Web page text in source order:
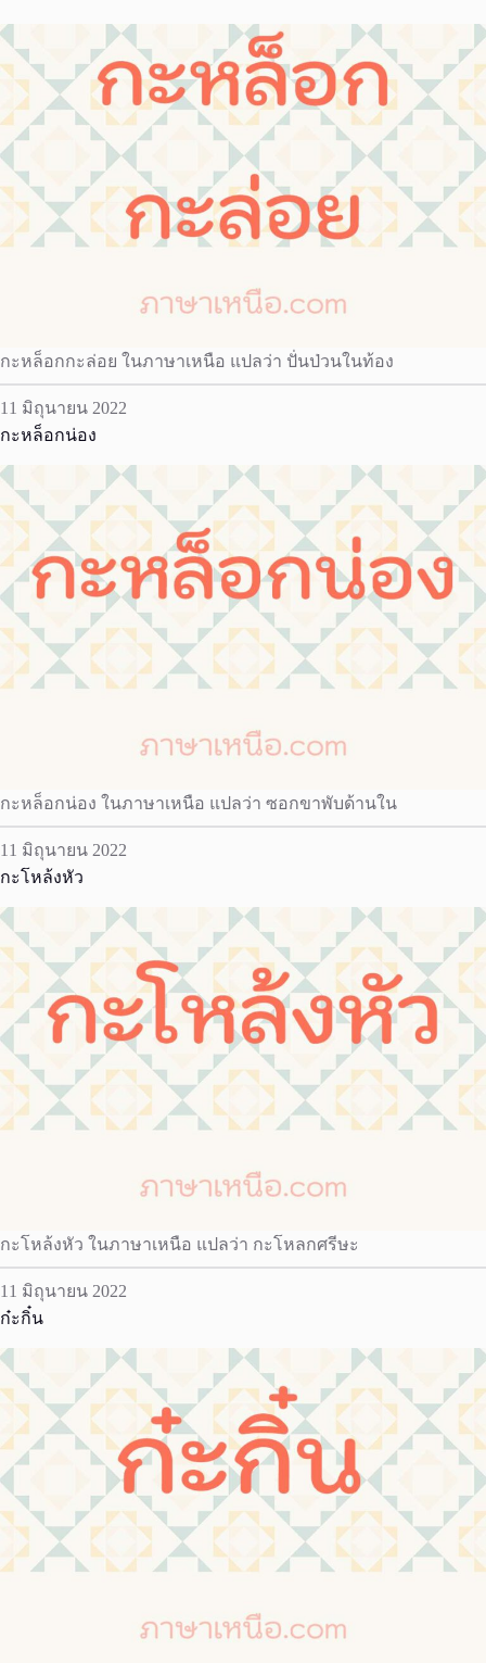
กะหล็อกกะล่อย ในภาษาเหนือ แปลว่า ปั่นป่วนในท้อง
11 มิถุนายน 2022
กะหล็อกน่อง
กะหล็อกน่อง ในภาษาเหนือ แปลว่า ซอกขาพับด้านใน
11 มิถุนายน 2022
กะโหล้งหัว
กะโหล้งหัว ในภาษาเหนือ แปลว่า กะโหลกศรีษะ
11 มิถุนายน 2022
ก๋ะกิ๋น